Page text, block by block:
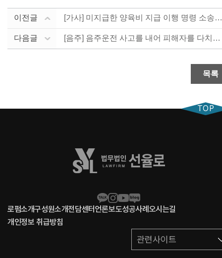
이전글 [가사] 미지급한 양육비 지급 이행 명령 소송 - 15....
다음글 [음주] 음주운전 사고를 내어 피해자를 다치게 한 사안....
목록
로펌소개구성원소개전담센터언론보도성공사례 오시는길
개인정보 취급방침
관련사이트
TOP